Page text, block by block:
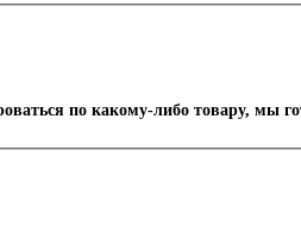
по какому-либо товару, мы